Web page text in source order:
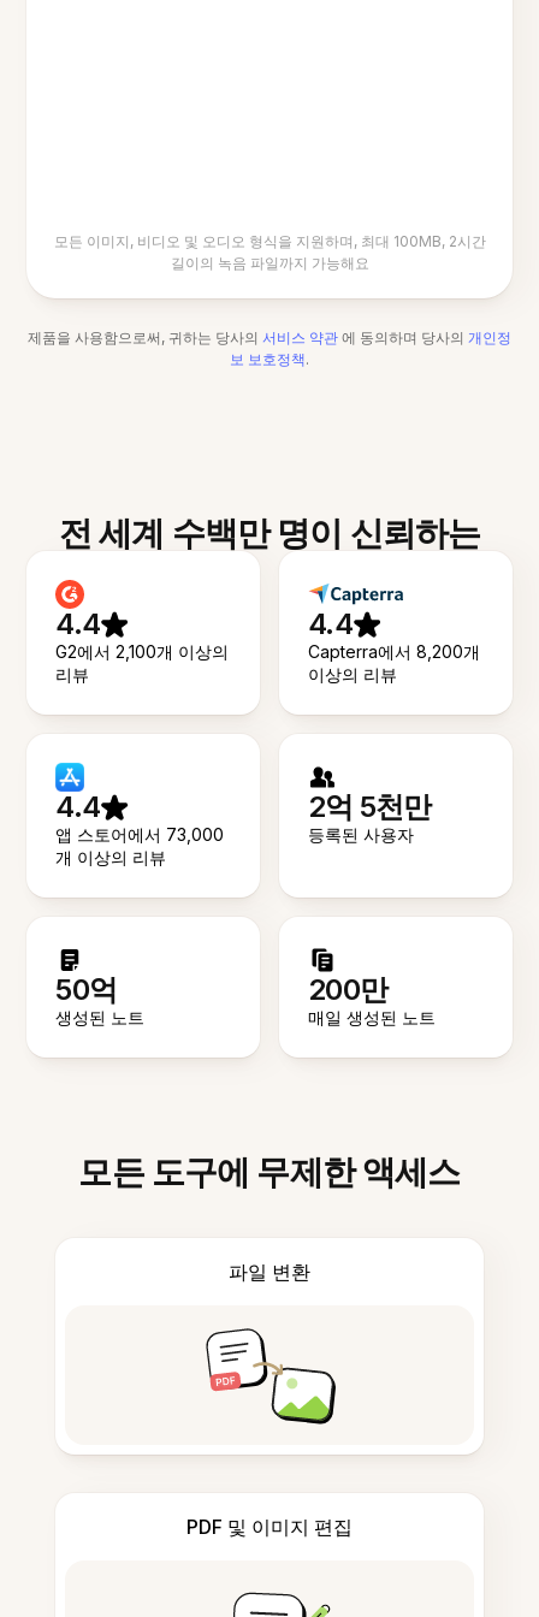
모든 이미지, 비디오 및 오디오 형식을 지원하며, 최대 100MB, 2시간
길이의 녹음 파일까지 가능해요
제품을 사용함으로써, 귀하는 당사의 서비스 약관 에 동의하며 당사의 개인정
보 보호정책.
전 세계 수백만 명이 신뢰하는
4.4
G2에서 2,100개 이상의
리뷰
4.4
Capterra에서 8,200개
이상의 리뷰
4.4
앱 스토어에서 73,000
개 이상의 리뷰
2억 5천만
등록된 사용자
50억
생성된 노트
200만
매일 생성된 노트
모든 도구에 무제한 액세스
파일 변환
PDF 및 이미지 편집